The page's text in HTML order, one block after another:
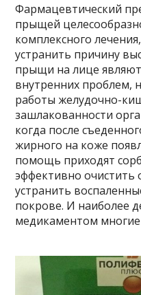
Фармацевтический
прыщей
комплексного
устранить причину
прыщи на лице
внутренних проблем,
работы желудочно-
зашлакованности
когда после
жирного на коже
помощь приходят
эффективно очистить
устранить
покрове. И наиболее
медикаментом